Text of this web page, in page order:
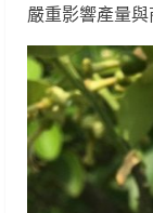
嚴重影響產量與